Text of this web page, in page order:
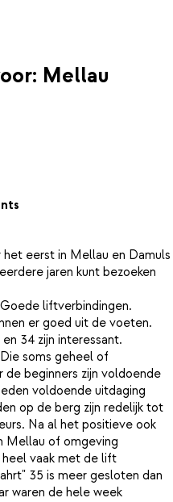
Mellau
eerst in Mellau en Damuls
jaren kunt bezoeken
liftverbindingen.
er goed uit de voeten.
34 zijn interessant.
soms geheel of
beginners zijn voldoende
voldoende uitdaging
op de berg zijn redelijk tot
Na al het positieve ook
Mellau of omgeving
vaak met de lift
35 is meer gesloten dan
waren de hele week